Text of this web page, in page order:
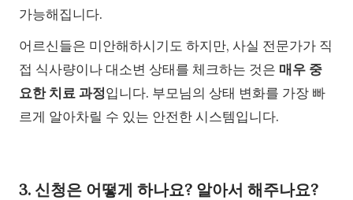
가능해집니다.
어르신들은 미안해하시기도 하지만, 사실 전문가가 직
접 식사량이나 대소변 상태를 체크하는 것은 매우 중
요한 치료 과정입니다. 부모님의 상태 변화를 가장 빠
르게 알아차릴 수 있는 안전한 시스템입니다.
3. 신청은 어떻게 하나요? 알아서 해주나요?